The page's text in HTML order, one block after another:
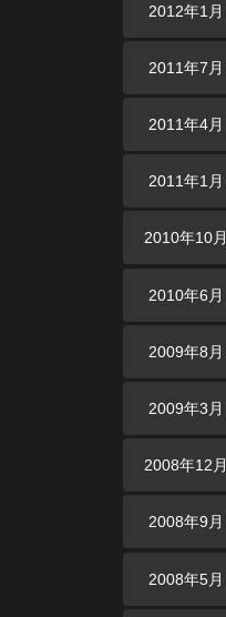
2012年1月
2011年7月
2011年4月
2011年1月
2010年10月
2010年6月
2009年8月
2009年3月
2008年12月
2008年9月
2008年5月